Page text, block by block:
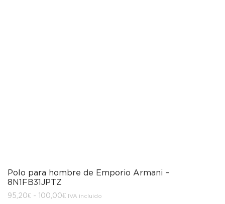
Polo para hombre de Emporio Armani –
8N1FB31JPTZ
95,20€ - 100,00€Rango
IVA incluido